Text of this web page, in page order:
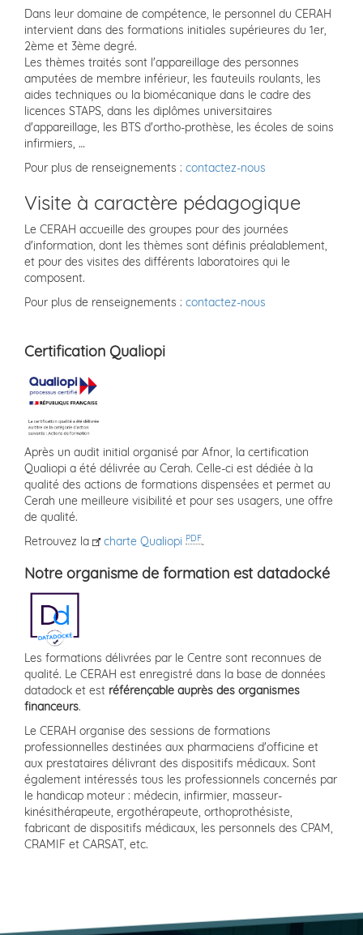
Dans leur domaine de compétence, le personnel du CERAH
intervient dans des formations initiales supérieures du 1er,
2ème et 3ème degré.
Les thèmes traités sont l'appareillage des personnes
amputées de membre inférieur, les fauteuils roulants, les
aides techniques ou la biomécanique dans le cadre des
licences STAPS, dans les diplômes universitaires
d'appareillage, les BTS d'ortho-prothèse, les écoles de soins
infirmiers, …
Pour plus de renseignements : contactez-nous
Visite à caractère pédagogique
Le CERAH accueille des groupes pour des journées
d'information, dont les thèmes sont définis préalablement,
et pour des visites des différents laboratoires qui le
composent.
Pour plus de renseignements : contactez-nous
Certification Qualiopi
Après un audit initial organisé par Afnor, la certification
Qualiopi a été délivrée au Cerah. Celle-ci est dédiée à la
qualité des actions de formations dispensées et permet au
Cerah une meilleure visibilité et pour ses usagers, une offre
de qualité.
Retrouvez la
charte Qualiopi PDF.
Notre organisme de formation est datadocké
Les formations délivrées par le Centre sont reconnues de
qualité. Le CERAH est enregistré dans la base de données
datadock et est référençable auprès des organismes
financeurs.
Le CERAH organise des sessions de formations
professionnelles destinées aux pharmaciens d'officine et
aux prestataires délivrant des dispositifs médicaux. Sont
également intéressés tous les professionnels concernés par
le handicap moteur : médecin, infirmier, masseur-
kinésithérapeute, ergothérapeute, orthoprothésiste,
fabricant de dispositifs médicaux, les personnels des CPAM,
CRAMIF et CARSAT, etc.